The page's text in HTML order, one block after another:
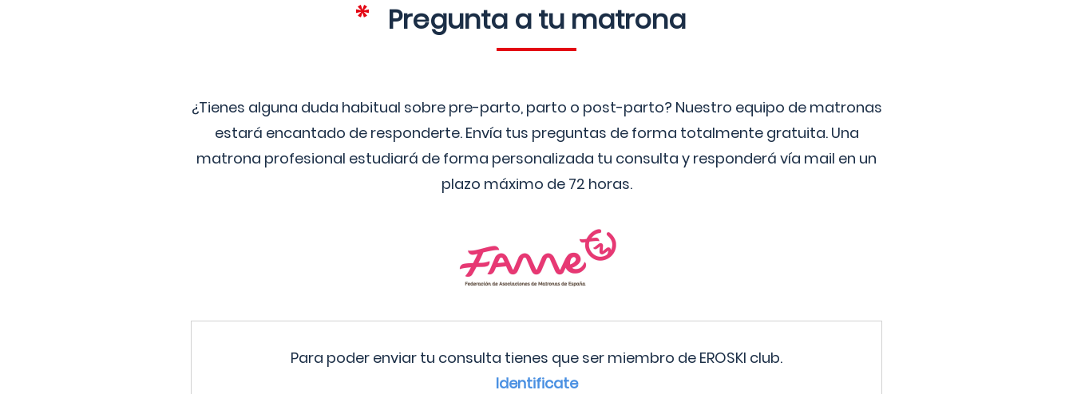
Pregunta a tu matrona
¿Tienes alguna duda habitual sobre pre-parto, parto o post-parto? Nuestro equipo de matronas
estará encantado de responderte. Envía tus preguntas de forma totalmente gratuita. Una
matrona profesional estudiará de forma personalizada tu consulta y responderá vía mail en un
plazo máximo de 72 horas.
Para poder enviar tu consulta tienes que ser miembro de EROSKI club.
Identificate